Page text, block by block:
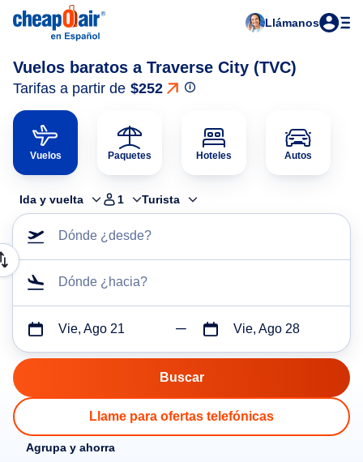
Llámanos
Vuelos baratos a Traverse City (TVC)
Tarifas a partir de $252
Vuelos Paquetes Hoteles Autos
Ida y vuelta 1 Turista
Dónde ¿desde?
Dónde ¿hacia?
Vie, Ago 21 Vie, Ago 28
Llame para ofertas telefónicas
Agrupa y ahorra